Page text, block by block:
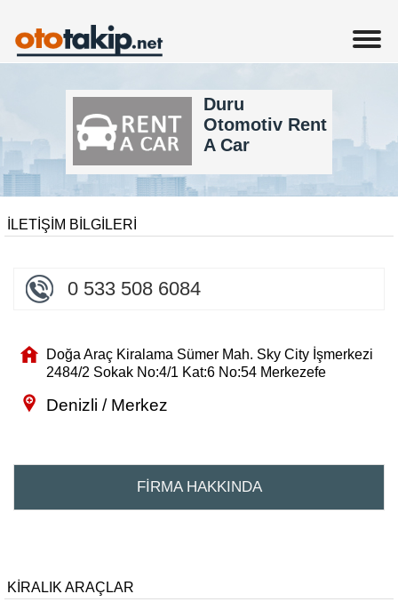
Duru
Otomotiv Rent
A Car
İLETİŞİM BİLGİLERİ
0 533 508 6084
Doğa Araç Kiralama Sümer Mah. Sky City İşmerkezi
2484/2 Sokak No:4/1 Kat:6 No:54 Merkezefe
Denizli / Merkez
FİRMA HAKKINDA
KİRALIK ARAÇLAR